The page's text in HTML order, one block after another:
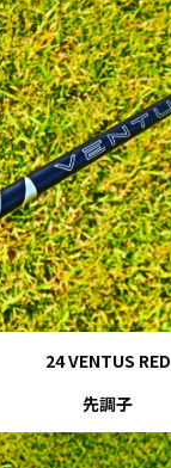
24 VENTUS RED
先調子